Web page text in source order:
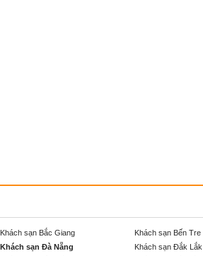
Khách sạn Bắc Giang Khách sạn Bến Tre
Khách sạn Đà Nẵng Khách sạn Đắk Lắk